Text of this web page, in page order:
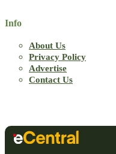
Info
About Us
Privacy Policy
Advertise
Contact Us